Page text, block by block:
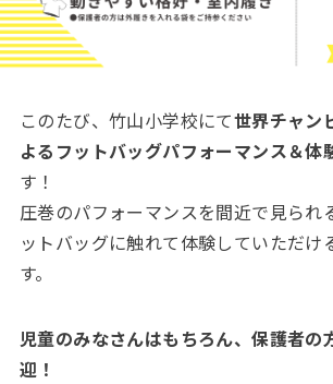
このたび、竹山小学校にて世界チャン
よるフットバッグパフォーマンス＆体
す！
圧巻のパフォーマンスを間近で見られ
ットバッグに触れて体験していただけ
す。
児童のみなさんはもちろん、保護者の
迎！